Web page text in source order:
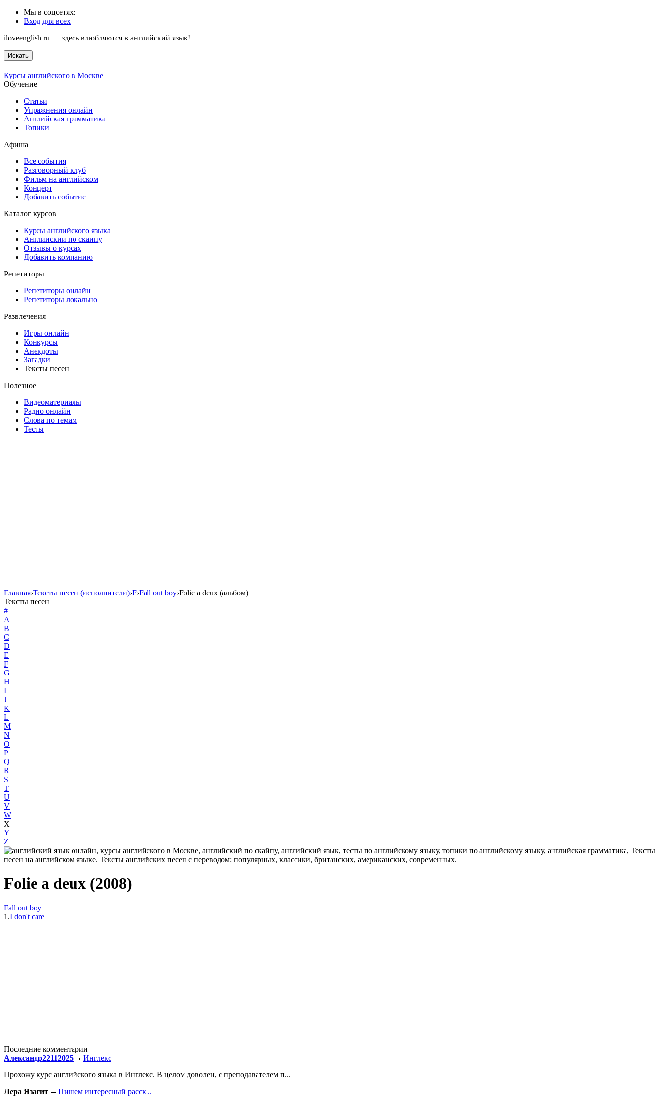
Мы в соцсетях:
Вход для всех
iloveenglish.ru — здесь влюбляются в английский язык!
Искать
Курсы английского в Москве
Обучение
Статьи
Упражнения онлайн
Английская грамматика
Топики
Афиша
Все события
Разговорный клуб
Фильм на английском
Концерт
Добавить событие
Каталог курсов
Курсы английского языка
Английский по скайпу
Отзывы о курсах
Добавить компанию
Репетиторы
Репетиторы онлайн
Репетиторы локально
Развлечения
Игры онлайн
Конкурсы
Анекдоты
Загадки
Тексты песен
Полезное
Видеоматериалы
Радио онлайн
Слова по темам
Тесты
Главная›Тексты песен (исполнители)›F›Fall out boy›Folie a deux (альбом)
Тексты песен
#
A
B
C
D
E
F
G
H
I
J
K
L
M
N
O
P
Q
R
S
T
U
V
W
X
Y
Z
Folie a deux (2008)
Fall out boy
1.I don't care
Последние комментарии
Александр22112025
Инглекс
Прохожу курс английского языка в Инглекс. В целом доволен, с преподавателем п...
Лера Язагит
Пишем интересный расск...